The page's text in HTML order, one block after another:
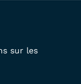
sur les